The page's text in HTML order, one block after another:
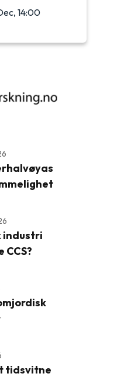
14:00
industri
CCS?
tidsvitne